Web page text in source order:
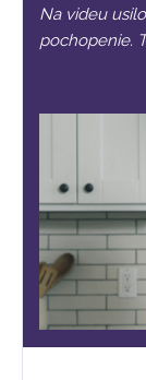
Na videu
pochopenie.